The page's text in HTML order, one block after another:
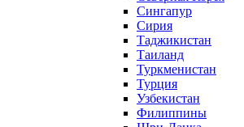
Сингапур
Сирия
Таджикистан
Таиланд
Туркменистан
Турция
Узбекистан
Филиппины